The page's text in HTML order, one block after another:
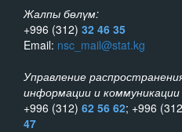
Жалпы бөлүм:
+996 (312) 32 46 35
Email: nsc_mail@stat.kg
Управление
информации и коммуникации
+996 (312) 62 56 62; +996
47